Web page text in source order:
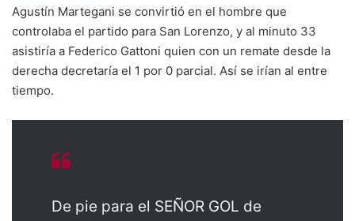
Agustín Martegani se convirtió en el hombre que
controlaba el partido para San Lorenzo, y al minuto 33
asistiría a Federico Gattoni quien con un remate desde la
derecha decretaría el 1 por 0 parcial. Así se irían al entre
tiempo.
De pie para el SEÑOR GOL de